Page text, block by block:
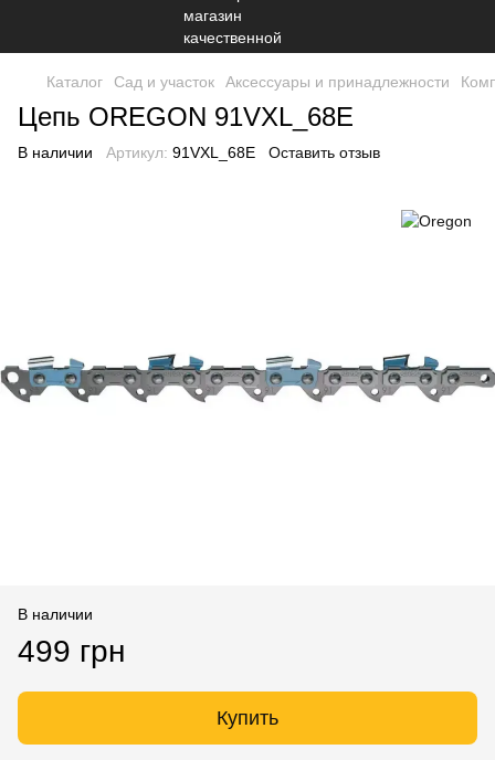
Каталог Сад и участок Аксессуары и принадлежности
Цепь OREGON 91VXL_68E
В наличии Артикул: 91VXL_68E Оставить отзыв
В наличии
499 грн
Купить